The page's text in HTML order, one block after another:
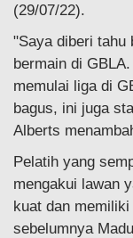
(29/07/22).
"Saya diberi tahu
bermain di
memulai liga di
bagus, ini juga
Alberts
Pelatih yang
mengakui lawan
kuat dan
sebelumnya